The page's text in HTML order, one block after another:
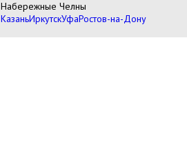
Набережные Челны
КазаньИркутскУфаРостов-на-Дону